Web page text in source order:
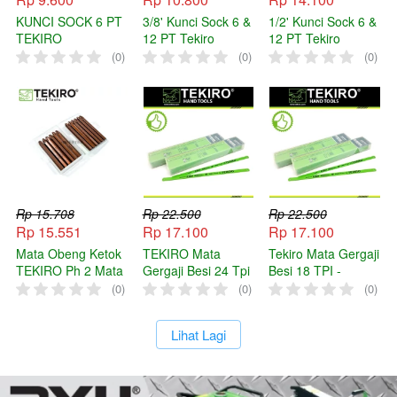
KUNCI SOCK 6 PT
TEKIRO
(0)
3/8' Kunci Sock 6 &
12 PT Tekiro
(0)
1/2' Kunci Sock 6 &
12 PT Tekiro
(0)
Rp 15.708
Rp 15.551
Mata Obeng Ketok
TEKIRO Ph 2 Mata
Obeng Getok Ph2(0)
Rp 22.500
Rp 17.100
TEKIRO Mata
Gergaji Besi 24 Tpi
- Tangan 12 Inch /(0)
Rp 22.500
Rp 17.100
Tekiro Mata Gergaji
Besi 18 TPI -
Tangan 12 Inch
(0)
`Lihat Lagi